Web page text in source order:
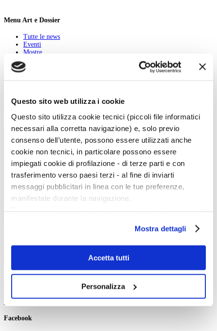
Questo sito web utilizza i cookie
Questo sito utilizza cookie tecnici (piccoli file informatici
necessari alla corretta navigazione) e, solo previo
consenso dell’utente, possono essere utilizzati anche
cookie non tecnici, in particolare possono essere
impiegati cookie di profilazione - di terze parti e con
trasferimento verso paesi terzi - al fine di inviarti
messaggi pubblicitari in linea con le tue preferenze,
manifestate durante la navigazione.
scelte privacy sui cookie, ti invitiamo a prendere visione
dell’informativa cookie.
Chiudendo il banner tramite la “X” prosegui la
navigazione senza alcuna profilazione e con installazione
il tuo consenso alla profilazione che potrai revocare in
Mostra dettagli
Accetta tutti
Personalizza
Menu Art e Dossier
Tutte le news
Eventi
Mostre
In galleria
Calendario
Scegli la data e imposta i filtri per ottimizzare la tua ricerca
Tweets di @artedossier
Facebook